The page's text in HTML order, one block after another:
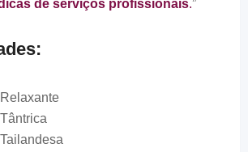
de serviços profissionais.”